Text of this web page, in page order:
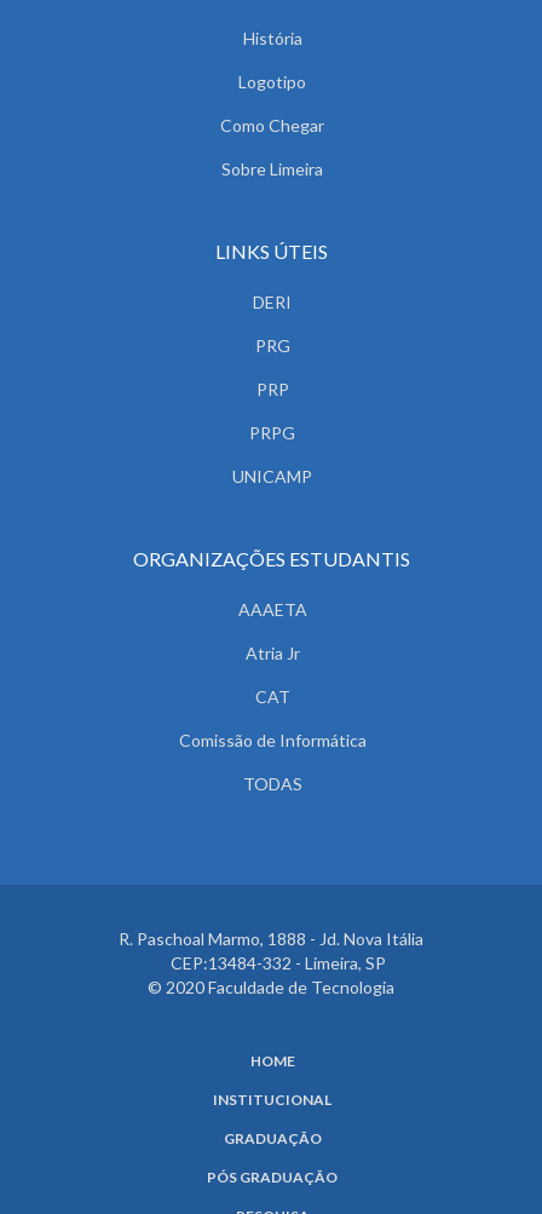
História
Logotipo
Como Chegar
Sobre Limeira
LINKS ÚTEIS
DERI
PRG
PRP
PRPG
UNICAMP
ORGANIZAÇÕES ESTUDANTIS
AAAETA
Atria Jr
CAT
Comissão de Informática
TODAS
R. Paschoal Marmo, 1888 - Jd. Nova Itália
CEP:13484-332 - Limeira, SP
© 2020 Faculdade de Tecnologia
HOME
INSTITUCIONAL
GRADUAÇÃO
PÓS GRADUAÇÃO